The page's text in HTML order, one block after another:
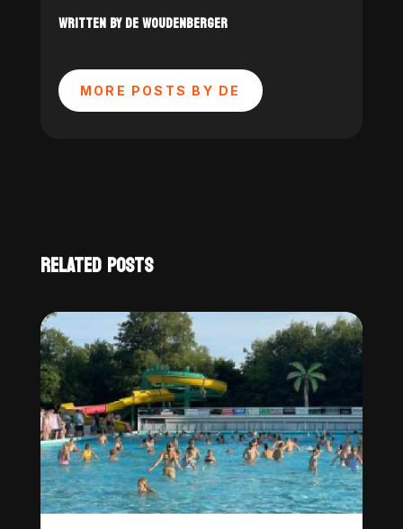
WRITTEN BY DE WOUDENBERGER
MORE POSTS BY DE
RELATED POSTS